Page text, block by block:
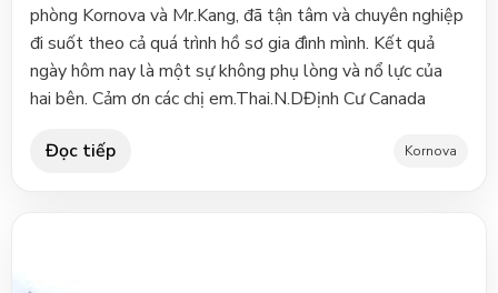
phòng Kornova và Mr.Kang, đã tận tâm và chuyên nghiệp
đi suốt theo cả quá trình hồ sơ gia đình mình. Kết quả
ngày hôm nay là một sự không phụ lòng và nổ lực của
hai bên. Cảm ơn các chị em.Thai.N.DĐịnh Cư Canada
Đọc tiếp Kornova